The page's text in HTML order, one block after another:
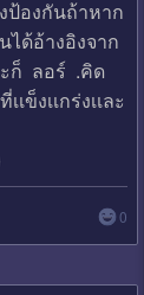
ป้องกันถ้าหาก
ได้อ้างอิงจาก
ก็ ลอร์ .คิด
งเเกร่งเเละ
0